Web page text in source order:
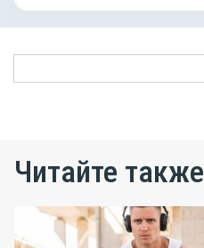
Читайте также